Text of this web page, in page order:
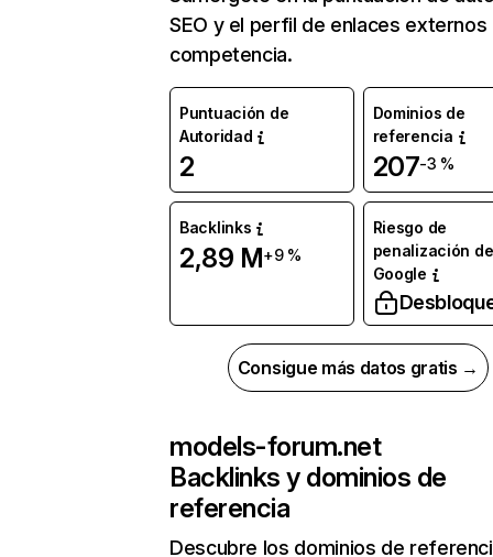
SEO y el perfil de enlaces externos
competencia.
Puntuación de
Autoridad
2
Dominios de
referencia
207-3 %
Backlinks
2,89 M+9 %
Riesgo de
penalización de
Google
Consigue más datos gratis →
models-forum.net
Backlinks y dominios de
referencia
Descubre los dominios de